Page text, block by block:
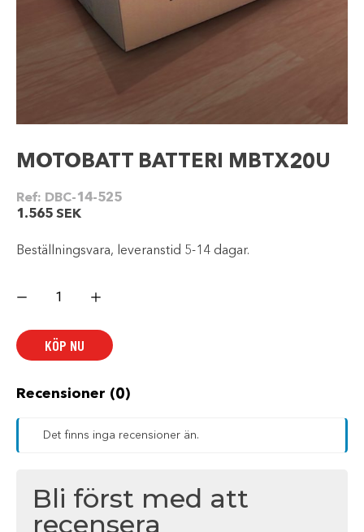
MOTOBATT BATTERI MBTX20U
Ref: DBC-14-525
1.565 SEK
Beställningsvara, leveranstid 5-14 dagar.
BATTERI
KÖP NU
Recensioner (0)
Det finns inga recensioner än.
Bli först med att
recensera